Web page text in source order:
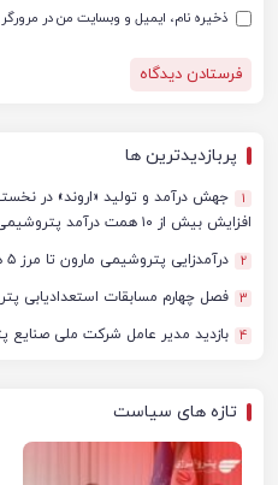
ذخیره نام، ایمیل و وبسایت من در
پربازدیدترین ها
1
جهش درآمد و تولید «اروند» در
افزایش بیش از ۱۰ همت درآمد پتروشیمی اروند در ۹ ماهه ۱۴۰۴
2 درآمدزایی پتروشیمی مارون تا مرز ۵ همت
3 فصل چهارم مسابقات استعدادیابی
4 بازدید مدیر عامل شرکت ملی
تازه های سیاست